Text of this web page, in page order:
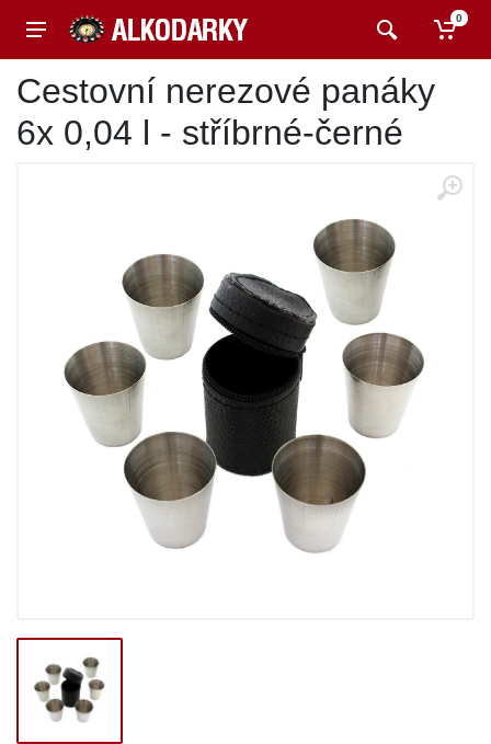
0
Cestovní nerezové panáky
6x 0,04 l - stříbrné-černé